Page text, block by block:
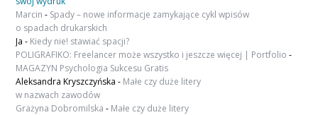
Marcin - Spady – nowe informacje zamykające cykl wpisów
o spadach drukarskich
Ja - Kiedy nie! stawiać spacji?
POLIGRAFIKO: Freelancer może wszystko i jeszcze więcej | Portfolio -
MAGAZYN Psychologia Sukcesu Gratis
Aleksandra Kryszczyńska - Małe czy duże litery
w nazwach zawodów
Grażyna Dobromilska - Małe czy duże litery